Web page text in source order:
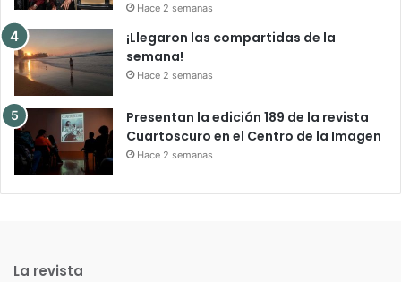
Hace 2 semanas
¡Llegaron las compartidas de la
semana!
Hace 2 semanas
Presentan la edición 189 de la revista
Cuartoscuro en el Centro de la Imagen
Hace 2 semanas
La revista